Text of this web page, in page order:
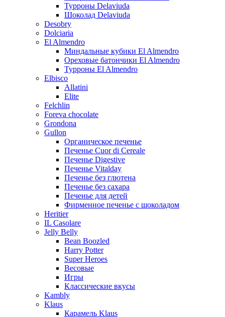
Турроны Delaviuda
Шоколад Delaviuda
Desobry
Dolciaria
El Almendro
Миндальные кубики El Almendro
Ореховые батончики El Almendro
Турроны El Almendro
Elbisco
Allatini
Elite
Felchlin
Foreva chocolate
Grondona
Gullon
Органическое печенье
Печенье Cuor di Cereale
Печенье Digestive
Печенье Vitalday
Печенье без глютена
Печенье без сахара
Печенье для детей
Фирменное печенье с шоколадом
Heritier
IL Casolare
Jelly Belly
Bean Boozled
Harry Potter
Super Heroes
Весовые
Игры
Классические вкусы
Kambly
Klaus
Карамель Klaus